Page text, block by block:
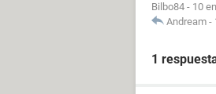
Bilbo84 - 10
Andream -
1